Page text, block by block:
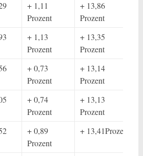
+ 1,11
Prozent
+ 13,86
Prozent
+ 1,13
Prozent
+ 13,35
Prozent
+ 0,73
Prozent
+ 13,14
Prozent
+ 0,74
Prozent
+ 13,13
Prozent
+ 0,89
Prozent
+ 13,41Prozent